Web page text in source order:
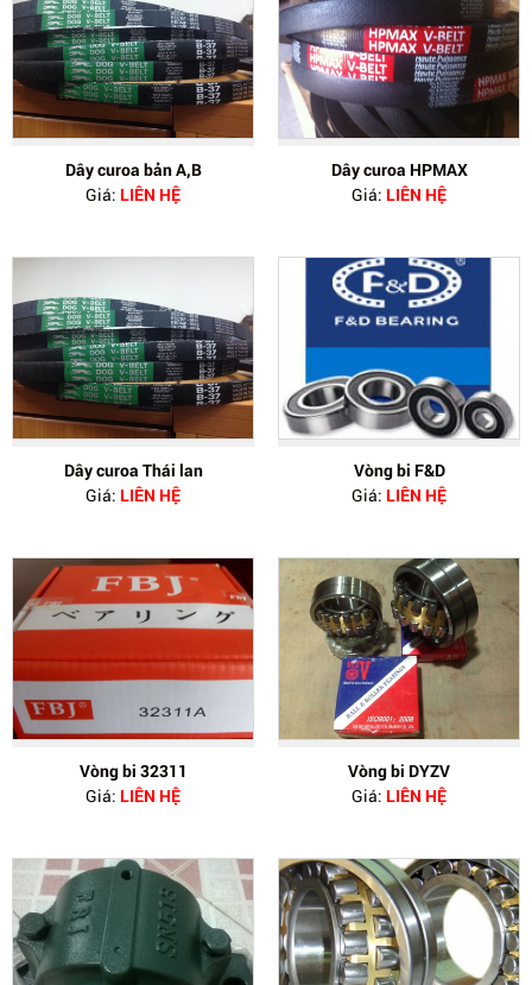
Dây curoa bản A,B
Giá: LIÊN HỆ
Dây curoa HPMAX
Giá: LIÊN HỆ
Dây curoa Thái lan
Giá: LIÊN HỆ
Vòng bi F&D
Giá: LIÊN HỆ
Vòng bi 32311
Giá: LIÊN HỆ
Vòng bi DYZV
Giá: LIÊN HỆ